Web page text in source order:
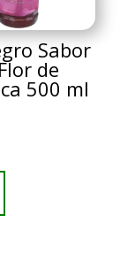
Sabor
de
500 ml